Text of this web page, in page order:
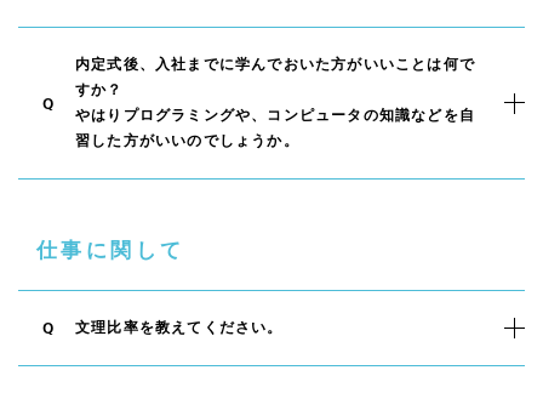
Q
内定式後、入社までに学んでおいた方がいいことは何で
すか？
やはりプログラミングや、コンピュータの知識などを自
習した方がいいのでしょうか。
仕事に関して
Q 文理比率を教えてください。